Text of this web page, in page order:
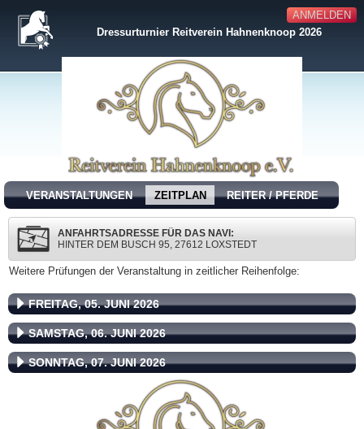
ANMELDEN
Dressurturnier Reitverein Hahnenknoop 2026
VERANSTALTUNGEN ZEITPLAN REITER / PFERDE
ANFAHRTSADRESSE FÜR DAS NAVI:
HINTER DEM BUSCH 95, 27612 LOXSTEDT
Weitere Prüfungen der Veranstaltung in zeitlicher Reihenfolge:
FREITAG, 05. JUNI 2026
SAMSTAG, 06. JUNI 2026
SONNTAG, 07. JUNI 2026